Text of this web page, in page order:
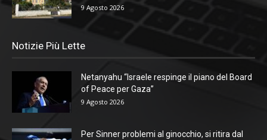
9 Agosto 2026
Notizie Più Lette
Netanyahu “Israele respinge il piano del Board
of Peace per Gaza”
9 Agosto 2026
Per Sinner problemi al ginocchio, si ritira dal